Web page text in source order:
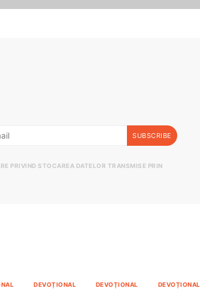
SUBSCRIBE
PRIVIND STOCAREA DATELOR TRANSMISE PRIN
DEVOȚIONAL DEVOȚIONAL DEVOȚIONAL